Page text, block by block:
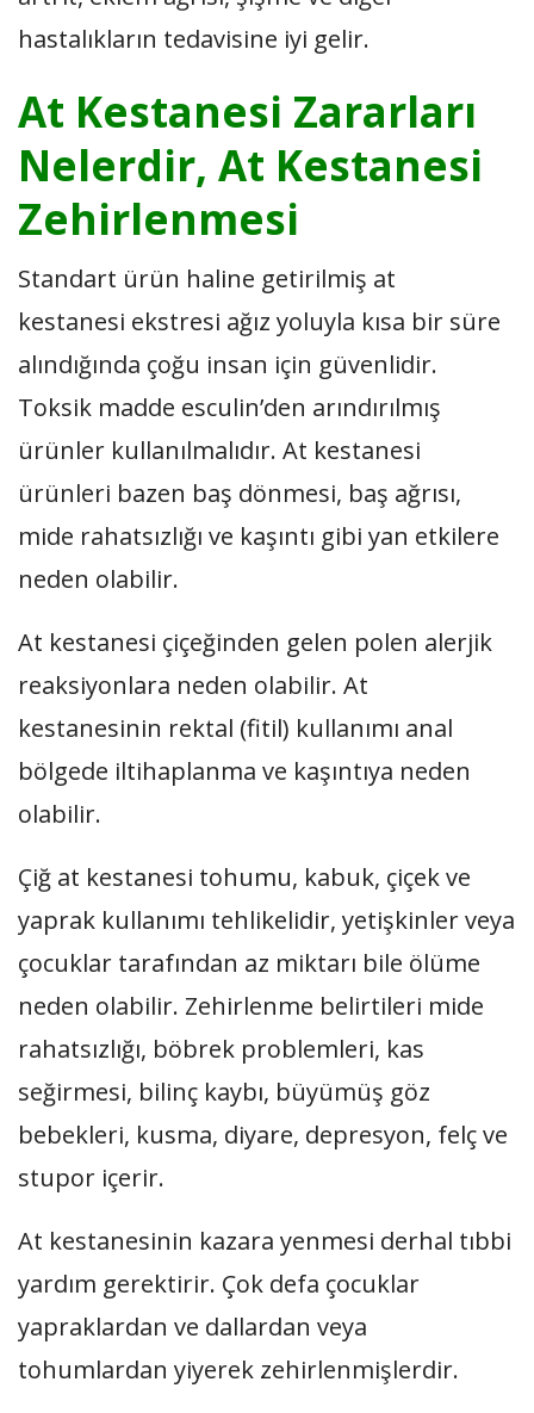
hastalıkların tedavisine iyi gelir.
At Kestanesi Zararları
Nelerdir, At Kestanesi
Zehirlenmesi
Standart ürün haline getirilmiş at
kestanesi ekstresi ağız yoluyla kısa bir süre
alındığında çoğu insan için güvenlidir.
Toksik madde esculin’den arındırılmış
ürünler kullanılmalıdır. At kestanesi
ürünleri bazen baş dönmesi, baş ağrısı,
mide rahatsızlığı ve kaşıntı gibi yan etkilere
neden olabilir.
At kestanesi çiçeğinden gelen polen alerjik
reaksiyonlara neden olabilir. At
kestanesinin rektal (fitil) kullanımı anal
bölgede iltihaplanma ve kaşıntıya neden
olabilir.
Çiğ at kestanesi tohumu, kabuk, çiçek ve
yaprak kullanımı tehlikelidir, yetişkinler veya
çocuklar tarafından az miktarı bile ölüme
neden olabilir. Zehirlenme belirtileri mide
rahatsızlığı, böbrek problemleri, kas
seğirmesi, bilinç kaybı, büyümüş göz
bebekleri, kusma, diyare, depresyon, felç ve
stupor içerir.
At kestanesinin kazara yenmesi derhal tıbbi
yardım gerektirir. Çok defa çocuklar
yapraklardan ve dallardan veya
tohumlardan yiyerek zehirlenmişlerdir.